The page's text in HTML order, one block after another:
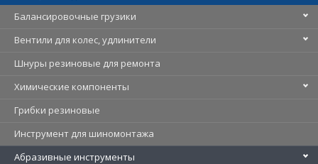
Балансировочные грузики
Вентили для колес, удлинители
Шнуры резиновые для ремонта
Химические компоненты
Грибки резиновые
Инструмент для шиномонтажа
Абразивные инструменты